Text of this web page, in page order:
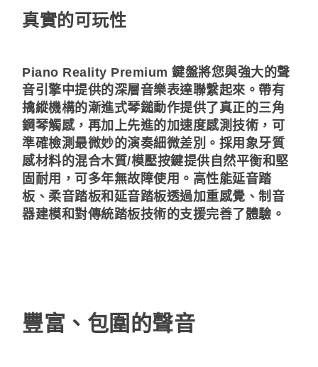
真實的可玩性
Piano Reality Premium 鍵盤將您與強大的聲
音引擎中提供的深層音樂表達聯繫起來。帶有
擒縱機構的漸進式琴鎚動作提供了真正的三角
鋼琴觸感，再加上先進的加速度感測技術，可
準確檢測最微妙的演奏細微差別。採用象牙質
感材料的混合木質/模壓按鍵提供自然平衡和堅
固耐用，可多年無故障使用。高性能延音踏
板、柔音踏板和延音踏板透過加重感覺、制音
器建模和對傳統踏板技術的支援完善了體驗。
豐富、包圍的聲音